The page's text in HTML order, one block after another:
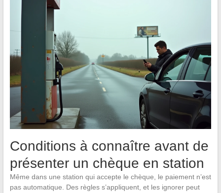
Conditions à connaître avant de
présenter un chèque en station
Même dans une station qui accepte le chèque, le paiement n’est
pas automatique. Des règles s’appliquent, et les ignorer peut